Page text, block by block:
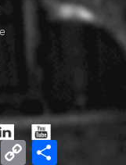
Copy
Link